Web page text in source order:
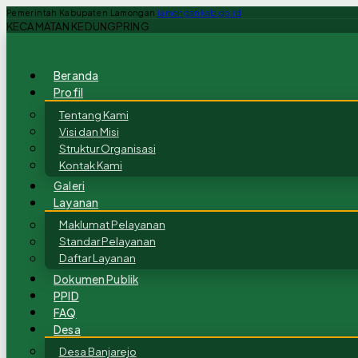
Pemerintah Kabupaten Lamongan lamongankab.go.id
KECAMATAN KEDUNGPRING
Beranda
Profil
Tentang Kami
Visi dan Misi
Struktur Organisasi
Kontak Kami
Galeri
Layanan
Maklumat Pelayanan
Standar Pelayanan
Daftar Layanan
Dokumen Publik
PPID
FAQ
Desa
Desa Banjarejo